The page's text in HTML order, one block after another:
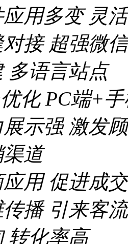
用多变 灵
接 超强微
多语言站点
化 PC端+
示强 激发
道
用 促进成交
播 引来客
转化率高